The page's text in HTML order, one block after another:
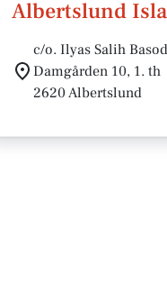
Albertslund
c/o. Ilyas Salih
Damgården 10, 1. th
2620 Albertslund